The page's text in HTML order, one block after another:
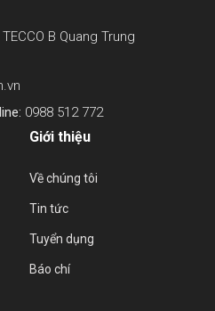
B Quang Trung
0988 512 772
Giới thiệu
Về chúng tôi
Tin tức
Tuyển dụng
Báo chí